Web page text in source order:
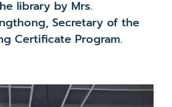
library by Mrs.
Secretary of the
Certificate Program.